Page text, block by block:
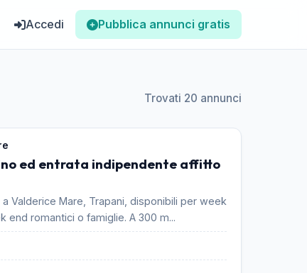
Accedi Pubblica annunci gratis
Trovati 20 annunci
ed entrata indipendente affitto
Valderice Mare, Trapani, disponibili per week
end romantici o famiglie. A 300 m...